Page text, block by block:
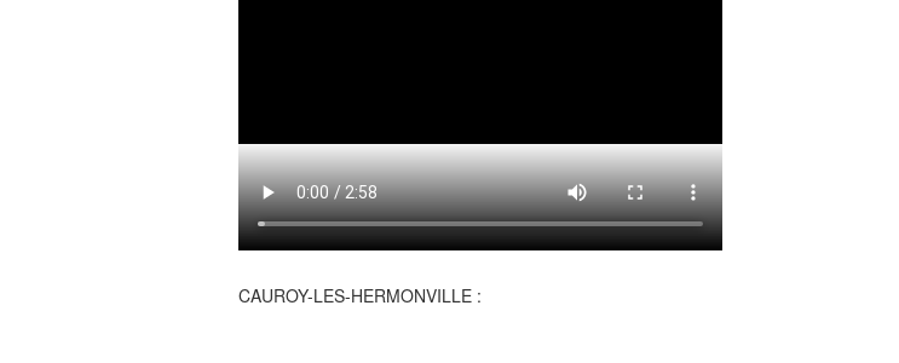
CAUROY-LES-HERMONVILLE :